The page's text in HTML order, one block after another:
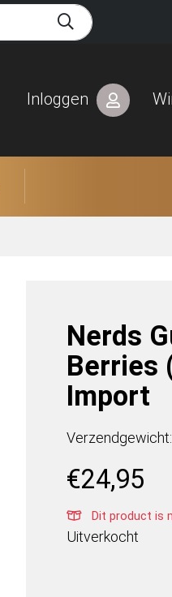
Inloggen
Nerds
Berries
Import
€24,95
Dit product is
Uitverkocht